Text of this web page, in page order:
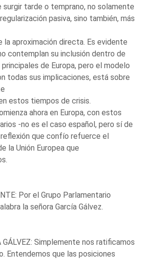
surgir tarde o temprano, no solamente
pasiva, sino también, más
la aproximación directa. Es evidente
contemplan su inclusión dentro de
de Europa, pero el modelo
todas sus implicaciones, está sobre
estos tiempos de crisis.
ahora en Europa, con estos
-no es el caso español, pero sí de
que confío refuerce el
la Unión Europea que
Por el Grupo Parlamentario
la señora García Gálvez.
GÁLVEZ: Simplemente nos ratificamos
Entendemos que las posiciones